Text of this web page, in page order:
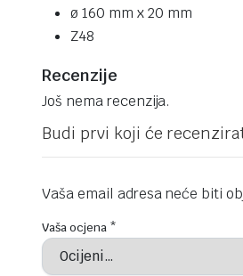
ø 160 mm x 20 mm
Z48
Recenzije
Još nema recenzija.
Budi prvi koji će
Vaša email adresa neće biti
Vaša ocjena *